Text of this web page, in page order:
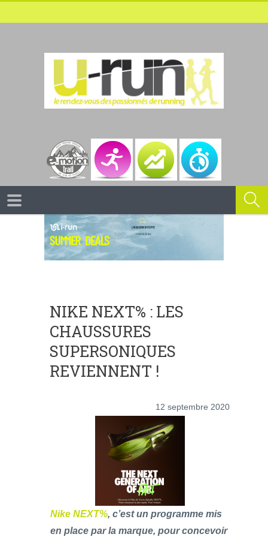
NIKE NEXT% : LES
CHAUSSURES
SUPERSONIQUES
REVIENNENT !
12 septembre 2020
Nike NEXT%, c’est un programme mis
en place par la marque, pour concevoir